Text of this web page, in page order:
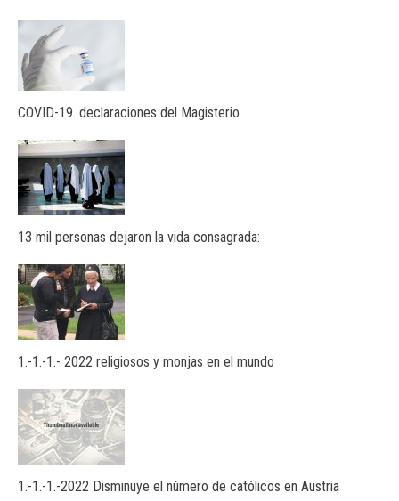
COVID-19. declaraciones del Magisterio
13 mil personas dejaron la vida consagrada:
1.-1.-1.- 2022 religiosos y monjas en el mundo
1.-1.-1.-2022 Disminuye el número de católicos en Austria